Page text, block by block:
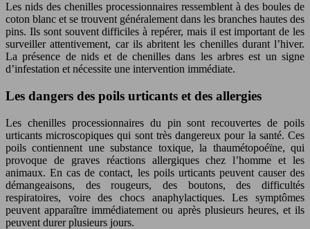
Les nids des chenilles processionnaires ressemblent à des boules de
coton blanc et se trouvent généralement dans les branches hautes des
pins. Ils sont souvent difficiles à repérer, mais il est important de les
surveiller attentivement, car ils abritent les chenilles durant l’hiver.
La présence de nids et de chenilles dans les arbres est un signe
d’infestation et nécessite une intervention immédiate.
Les dangers des poils urticants et des allergies
Les chenilles processionnaires du pin sont recouvertes de poils
urticants microscopiques qui sont très dangereux pour la santé. Ces
poils contiennent une substance toxique, la thaumétopoéïne, qui
provoque de graves réactions allergiques chez l’homme et les
animaux. En cas de contact, les poils urticants peuvent causer des
démangeaisons, des rougeurs, des boutons, des difficultés
respiratoires, voire des chocs anaphylactiques. Les symptômes
peuvent apparaître immédiatement ou après plusieurs heures, et ils
peuvent durer plusieurs jours.